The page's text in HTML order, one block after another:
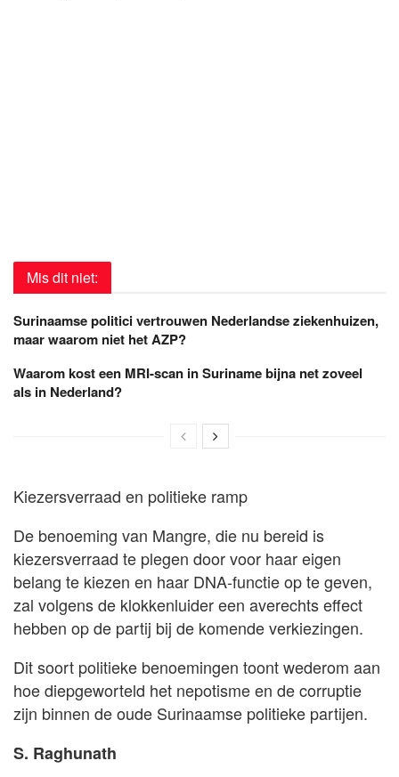
Mis dit niet:
Surinaamse politici vertrouwen Nederlandse ziekenhuizen,
maar waarom niet het AZP?
Waarom kost een MRI-scan in Suriname bijna net zoveel
als in Nederland?
Kiezersverraad en politieke ramp
De benoeming van Mangre, die nu bereid is
kiezersverraad te plegen door voor haar eigen
belang te kiezen en haar DNA-functie op te geven,
zal volgens de klokkenluider een averechts effect
hebben op de partij bij de komende verkiezingen.
Dit soort politieke benoemingen toont wederom aan
hoe diepgeworteld het nepotisme en de corruptie
zijn binnen de oude Surinaamse politieke partijen.
S. Raghunath